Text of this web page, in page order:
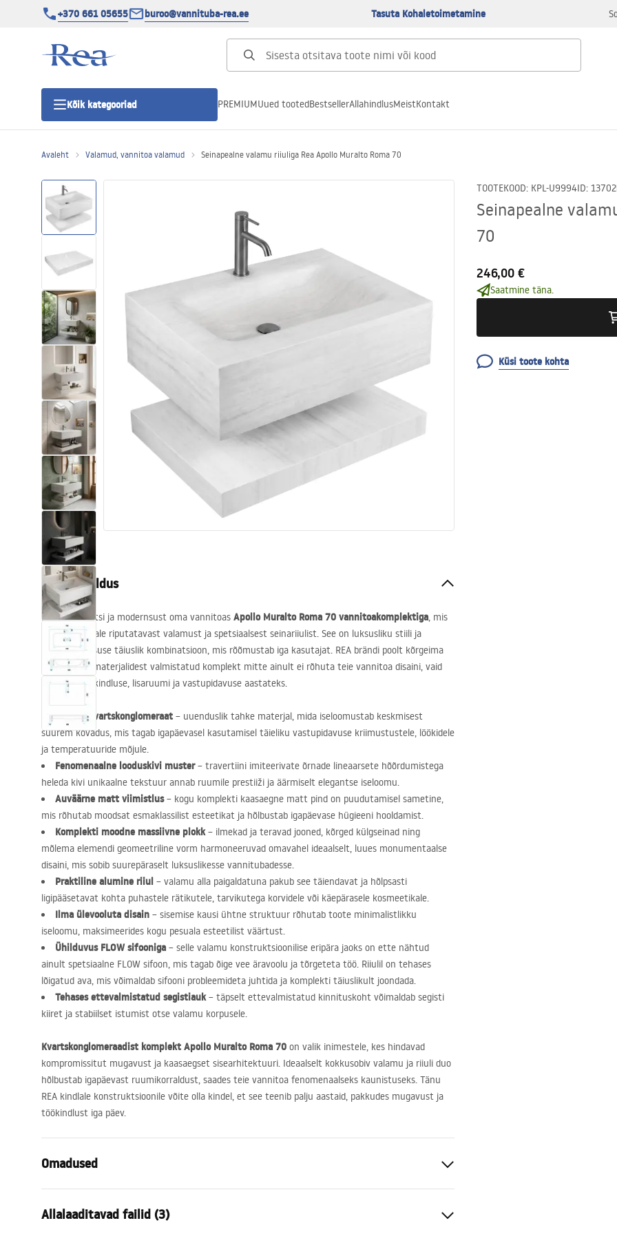
+370 661 05655 buroo@vannituba-rea.ee Tasuta Kohaletoimetamine
Kõik kategooriad
Duši uks
Lineaarne duši äravool
Tualettruumid
Vajub ära
Vannid ja ekraanid
Vannitoa segistid
Vannitoas dušid
Köök
Vannitoa tarvikud
PREMIUMUued tootedBestsellerAllahindlusMeistKontakt
Avaleht Valamud, vannitoa valamud Seinapealne valamu riiuliga Rea Apollo Muralto Roma 70
TOOTEKOOD: KPL-U9994ID: 13702
Seinapealne
70
246,00 €
Saatmine täna.
Küsi toote kohta
Tootekirjeldus
Hinda elegantsi ja modernsust oma vannitoas Apollo Muralto Roma 70 vannitoakomplektiga, mis
koosneb seinale riputatavast valamust ja spetsiaalsest seinariiulist. See on luksusliku stiili ja
funktsionaalsuse täiuslik kombinatsioon, mis rõõmustab iga kasutajat. REA brändi poolt kõrgeima
kvaliteediga materjalidest valmistatud komplekt mitte ainult ei rõhuta teie vannitoa disaini, vaid
tagab ka töökindluse, lisaruumi ja vastupidavuse aastateks.
Valitud kvartskonglomeraat – uuenduslik tahke materjal, mida iseloomustab keskmisest
suurem kõvadus, mis tagab igapäevasel kasutamisel täieliku vastupidavuse kriimustustele, löökidele
ja temperatuuride mõjule.
Fenomenaalne looduskivi muster– travertiini imiteerivate õrnade lineaarsete hõõrdumistega
heleda kivi unikaalne tekstuur annab ruumile prestiiži ja äärmiselt elegantse iseloomu.
Auväärne matt viimistlus– kogu komplekti kaasaegne matt pind on puudutamisel sametine,
mis rõhutab moodsat esmaklassilist esteetikat ja hõlbustab igapäevase hügieeni hooldamist.
Komplekti moodne massiivne plokk– ilmekad ja teravad jooned, kõrged külgseinad ning
mõlema elemendi geomeetriline vorm harmoneeruvad omavahel ideaalselt, luues monumentaalse
disaini, mis sobib suurepäraselt luksuslikesse vannitubadesse.
Praktiline alumine riiul – valamu alla paigaldatuna pakub see täiendavat ja hõlpsasti
ligipääsetavat kohta puhastele rätikutele, tarvikutega korvidele või käepärasele kosmeetikale.
Ilma ülevooluta disain – sisemise kausi ühtne struktuur rõhutab toote minimalistlikku
iseloomu, maksimeerides kogu pesuala esteetilist väärtust.
Ühilduvus FLOWsifooniga – selle valamu konstruktsioonilise eripära jaoks on ette nähtud
ainult spetsiaalne FLOW sifoon, mis tagab õige vee äravoolu ja tõrgeteta töö. Riiulil on tehases
lõigatud ava, mis võimaldab sifooni probleemideta juhtida ja komplekti täiuslikult joondada.
Tehases ettevalmistatud segistiauk– täpselt ettevalmistatud kinnituskoht võimaldab segisti
kiiret ja stabiilset istumist otse valamu korpusele.
Kvartskonglomeraadist komplekt Apollo Muralto Roma 70 on valik inimestele, kes hindavad
kompromissitut mugavust ja kaasaegset sisearhitektuuri. Ideaalselt kokkusobiv valamu ja riiuli duo
hõlbustab igapäevast ruumikorraldust, saades teie vannitoa fenomenaalseks kaunistuseks. Tänu
REA kindlale konstruktsioonile võite olla kindel, et see teenib palju aastaid, pakkudes mugavust ja
töökindlust iga päev.
Omadused
Materjal
Allalaaditavad failid (3)